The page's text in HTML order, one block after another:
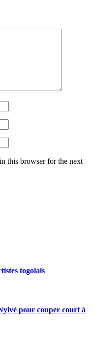
this browser for the next
togolais
pour couper court à